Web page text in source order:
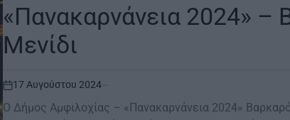
IN«Πανακαρνάνεια 2024» –
Μενίδι
on
17 Αυγούστου 2024
Ο Δήμος Αμφιλοχίας – «Πανακαρνάνεια 2024»